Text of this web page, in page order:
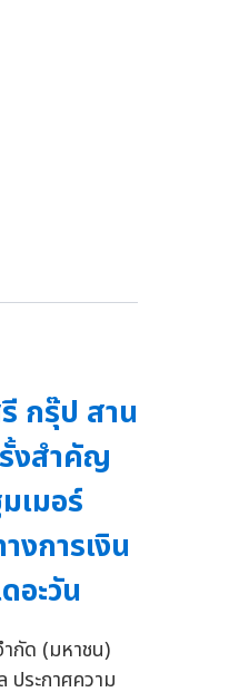
กรุ๊ป สาน
งสำคัญ
เมอร์
การเงิน
อะวัน
กัด (มหาชน)
ประกาศความ